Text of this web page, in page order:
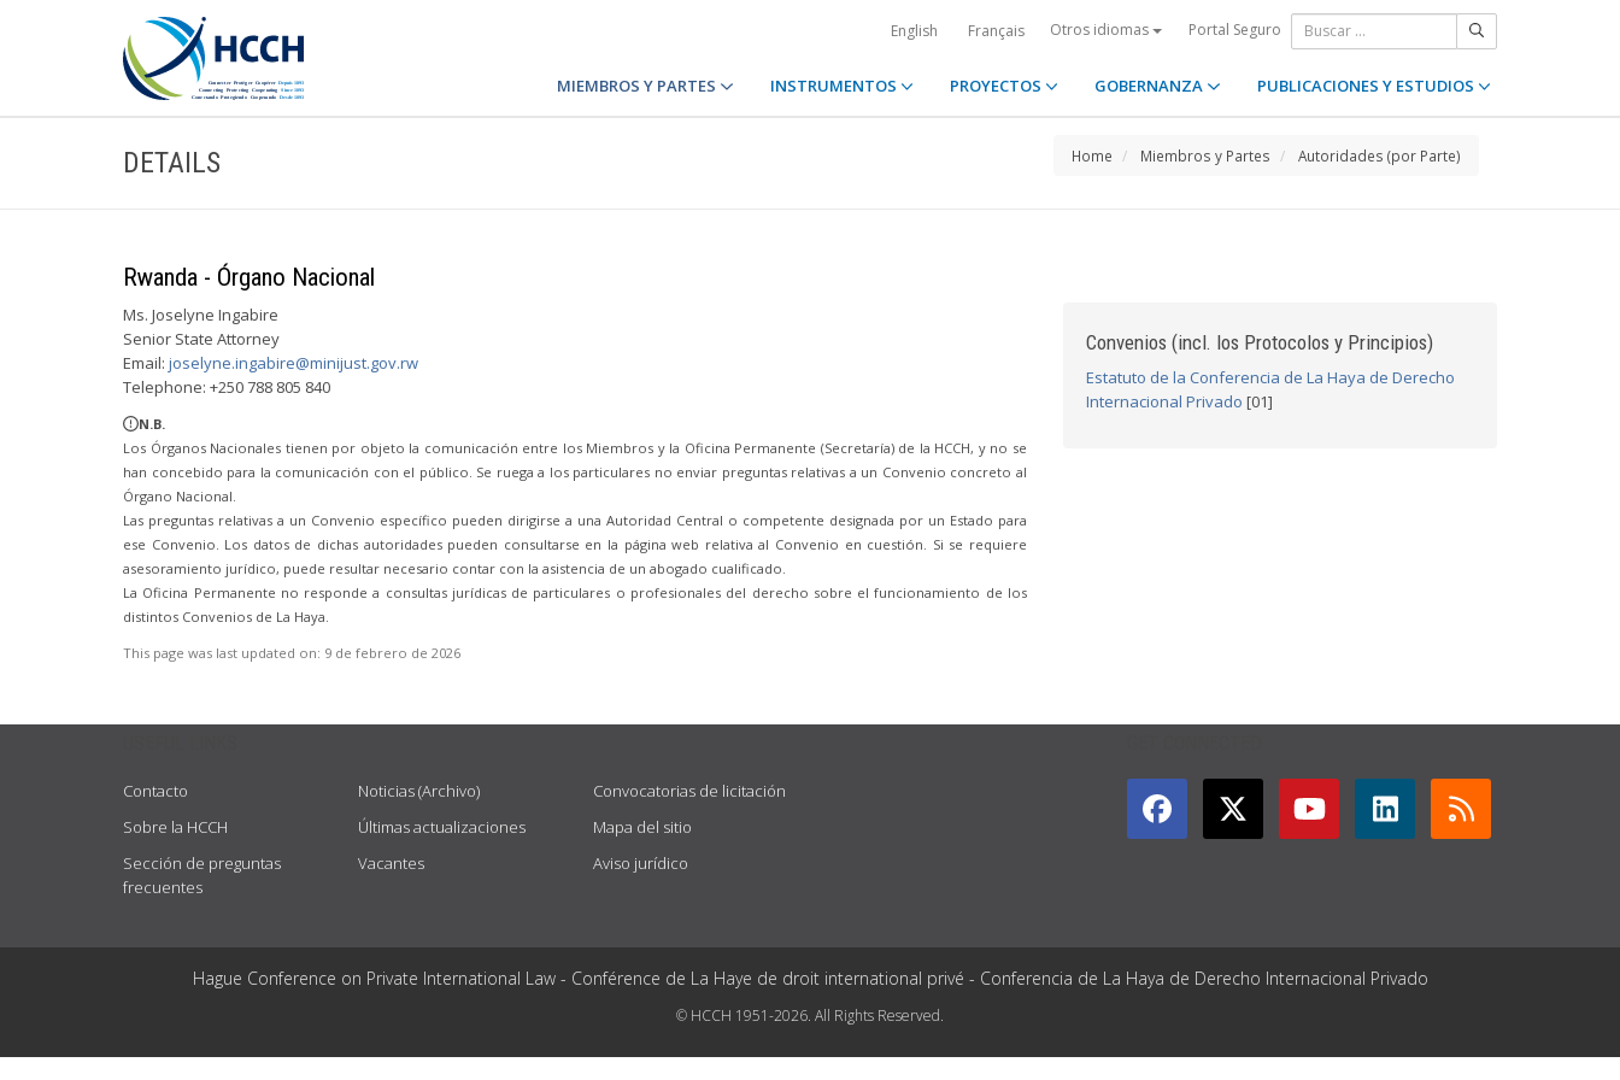
English Français Otros idiomas Portal Seguro
MIEMBROS Y PARTES INSTRUMENTOS PROYECTOS GOBERNANZA PUBLICACIONES Y ESTUDIOS
DETAILS Home Miembros y Partes Autoridades (por Parte)
Rwanda - Órgano Nacional
Ms. Joselyne Ingabire
Senior State Attorney
Email: joselyne.ingabire@minijust.gov.rw
Telephone: +250 788 805 840
N.B.
Los Órganos Nacionales tienen por objeto la comunicación entre los Miembros y la Oficina Permanente (Secretaría) de la HCCH, y no se
han concebido para la comunicación con el público. Se ruega a los particulares no enviar preguntas relativas a un Convenio concreto al
Órgano Nacional.
Las preguntas relativas a un Convenio específico pueden dirigirse a una Autoridad Central o competente designada por un Estado para
ese Convenio. Los datos de dichas autoridades pueden consultarse en la página web relativa al Convenio en cuestión. Si se requiere
asesoramiento jurídico, puede resultar necesario contar con la asistencia de un abogado cualificado.
La Oficina Permanente no responde a consultas jurídicas de particulares o profesionales del derecho sobre el funcionamiento de los
distintos Convenios de La Haya.
This page was last updated on: 9 de febrero de 2026
Convenios (incl. los Protocolos y Principios)
Estatuto de la Conferencia de La Haya de Derecho
Internacional Privado [01]
Contacto
Sobre la HCCH
Sección de preguntas
frecuentes
Noticias (Archivo)
Últimas actualizaciones
Vacantes
Convocatorias de licitación
Mapa del sitio
Aviso jurídico
Hague Conference on Private International Law - Conférence de La Haye de droit international privé - Conferencia de La Haya de Derecho Internacional Privado
© HCCH 1951-2026. All Rights Reserved.